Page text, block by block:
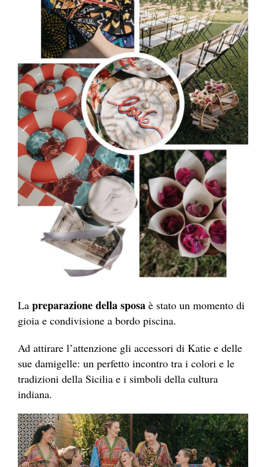
La preparazione della sposa è stato un momento di
gioia e condivisione a bordo piscina.
Ad attirare l’attenzione gli accessori di Katie e delle
sue damigelle: un perfetto incontro tra i colori e le
tradizioni della Sicilia e i simboli della cultura
indiana.